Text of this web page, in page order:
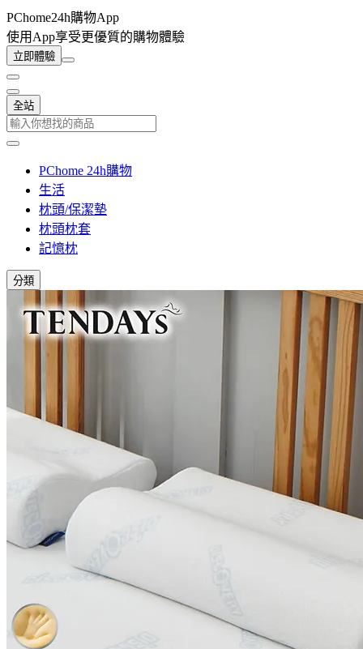
PChome24h購物App
使用App享受更優質的購物體驗
立即體驗
全站
PChome 24h購物
生活
枕頭/保潔墊
枕頭枕套
記憶枕
分類